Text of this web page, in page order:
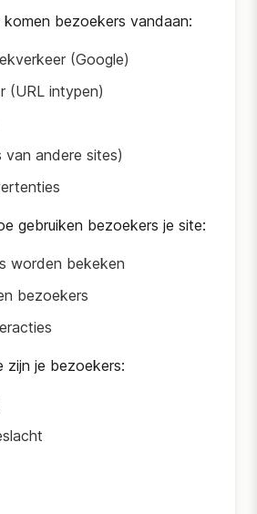
komen bezoekers vandaan:
(Google)
(URL intypen)
van andere sites)
gebruiken bezoekers je site:
worden bekeken
bezoekers
zijn je bezoekers: